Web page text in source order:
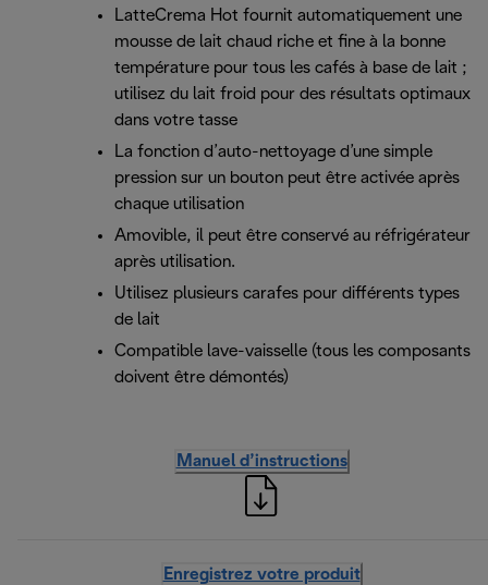
LatteCrema Hot fournit automatiquement une
mousse de lait chaud riche et fine à la bonne
température pour tous les cafés à base de lait ;
utilisez du lait froid pour des résultats optimaux
dans votre tasse
La fonction d’auto-nettoyage d’une simple
pression sur un bouton peut être activée après
chaque utilisation
Amovible, il peut être conservé au réfrigérateur
après utilisation.
Utilisez plusieurs carafes pour différents types
de lait
Compatible lave-vaisselle (tous les composants
doivent être démontés)
Manuel d’instructions
Enregistrez votre produit